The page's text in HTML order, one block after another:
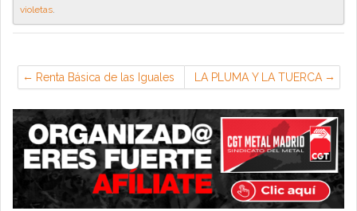
violetas.
Renta Básica de las Iguales LA PLUMA Y LA TUERCA